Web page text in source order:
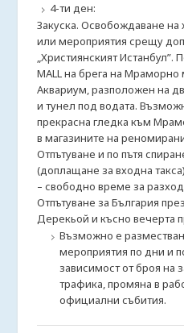
4-ти ден:
Закуска. Освобождаване
или мероприятия срещу
„Християнският Истанбул”.
MALL на брега на
Аквариум, разположен на
и тунел под водата.
прекрасна гледка към
в магазините на
Отпътуване и по пътя
(доплащане за входна
– свободно време за
Отпътуване за България
Дерекьой и късно вечерта
Възможно е
мероприятия по дни и
зависимост от броя на
трафика, промяна в
официални събития.